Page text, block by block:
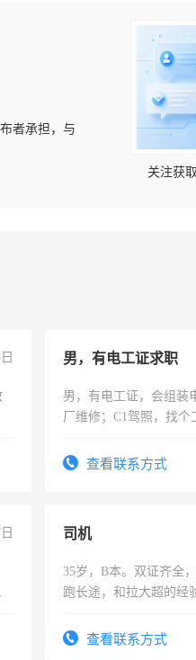
者承担，与
关注获
男，有电工证求职
男，有电工证，会组装
厂维修；C1驾照，找个
电话查看联系方式
司机
35岁，B本。双证齐全
跑长途，和拉大超的经
查看联系方式